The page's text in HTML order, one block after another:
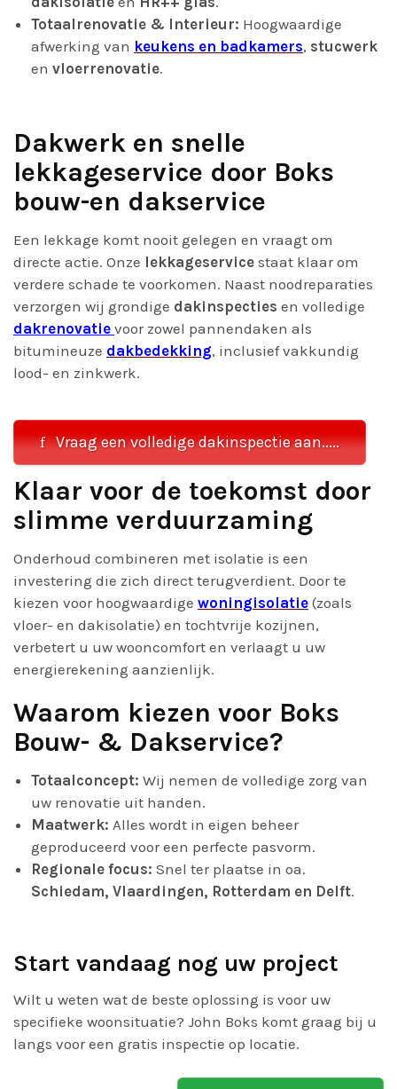
Totaalrenovatie & Interieur: Hoogwaardige
afwerking van keukens en badkamers, stucwerk
en vloerrenovatie.
Dakwerk en snelle
lekkageservice door Boks
bouw-en dakservice
Een lekkage komt nooit gelegen en vraagt om
directe actie. Onze lekkageservice staat klaar om
verdere schade te voorkomen. Naast noodreparaties
verzorgen wij grondige dakinspecties en volledige
dakrenovatie voor zowel pannendaken als
bitumineuze dakbedekking, inclusief vakkundig
lood- en zinkwerk.
Vraag een volledige dakinspectie aan.....
Klaar voor de toekomst door
slimme verduurzaming
Onderhoud combineren met isolatie is een
investering die zich direct terugverdient. Door te
kiezen voor hoogwaardige woningisolatie (zoals
vloer- en dakisolatie) en tochtvrije kozijnen,
verbetert u uw wooncomfort en verlaagt u uw
energierekening aanzienlijk.
Waarom kiezen voor Boks
Bouw- & Dakservice?
Totaalconcept: Wij nemen de volledige zorg van
uw renovatie uit handen.
Maatwerk: Alles wordt in eigen beheer
geproduceerd voor een perfecte pasvorm.
Regionale focus: Snel ter plaatse in oa.
Schiedam, Vlaardingen, Rotterdam en Delft.
Start vandaag nog uw project
Wilt u weten wat de beste oplossing is voor uw
specifieke woonsituatie? John Boks komt graag bij u
langs voor een gratis inspectie op locatie.